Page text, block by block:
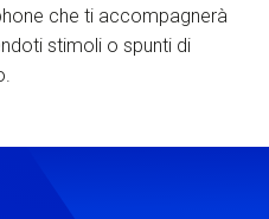
che ti accompagnerà
stimoli o spunti di